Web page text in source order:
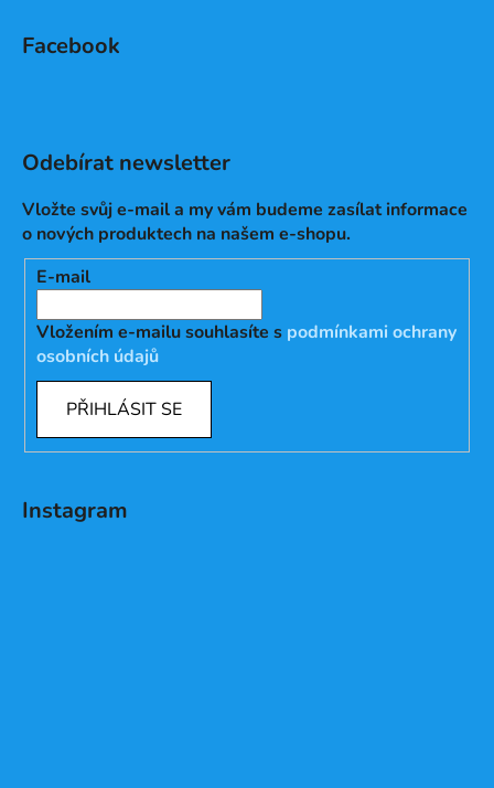
Facebook
Odebírat newsletter
Vložte svůj e-mail a my vám budeme zasílat informace
o nových produktech na našem e-shopu.
E-mail
Vložením e-mailu souhlasíte s podmínkami ochrany
osobních údajů
PŘIHLÁSIT SE
Instagram